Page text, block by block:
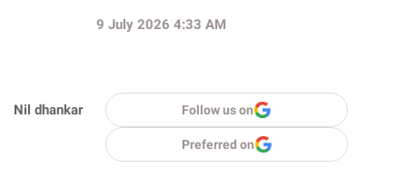
Nil dhankar
9 July 2026 4:33 AM
Follow us on
Preferred on